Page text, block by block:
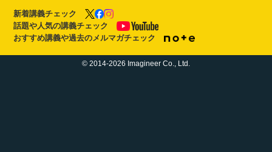
新着講義チェック
話題や人気の講義チェック
おすすめ講義や過去のメルマガチェック
© 2014-2026 Imagineer Co., Ltd.